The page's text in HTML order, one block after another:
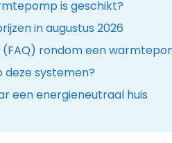
is geschikt?
in augustus 2026
(FAQ) rondom een
deze systemen?
een energieneutraal huis